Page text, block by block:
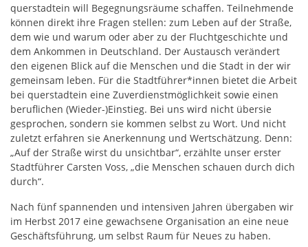
querstadtein will Begegnungsräume schaffen. Teilnehmende
können direkt ihre Fragen stellen: zum Leben auf der Straße,
dem wie und warum oder aber zu der Fluchtgeschichte und
dem Ankommen in Deutschland. Der Austausch verändert
den eigenen Blick auf die Menschen und die Stadt in der wir
gemeinsam leben. Für die Stadtführer*innen bietet die Arbeit
bei querstadtein eine Zuverdienstmöglichkeit sowie einen
beruflichen (Wieder-)Einstieg. Bei uns wird nicht übersie
gesprochen, sondern sie kommen selbst zu Wort. Und nicht
zuletzt erfahren sie Anerkennung und Wertschätzung. Denn:
„Auf der Straße wirst du unsichtbar“, erzählte unser erster
Stadtführer Carsten Voss, „die Menschen schauen durch dich
durch“.
Nach fünf spannenden und intensiven Jahren übergaben wir
im Herbst 2017 eine gewachsene Organisation an eine neue
Geschäftsführung, um selbst Raum für Neues zu haben.